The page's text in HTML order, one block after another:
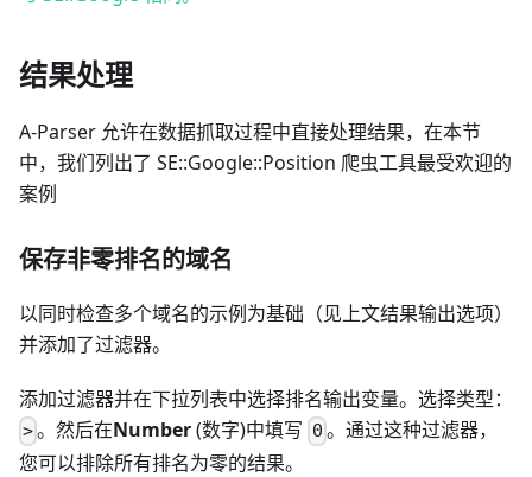
结果处理
A-Parser 允许在数据抓取过程中直接处理结果，在本节
中，我们列出了 SE::Google::Position 爬虫工具最受欢迎的
案例
保存非零排名的域名
以同时检查多个域名的示例为基础（见上文结果输出选项）
并添加了过滤器。
添加过滤器并在下拉列表中选择排名输出变量。选择类型：
>。然后在Number(数字)中填写 0 。通过这种过滤器，
您可以排除所有排名为零的结果。